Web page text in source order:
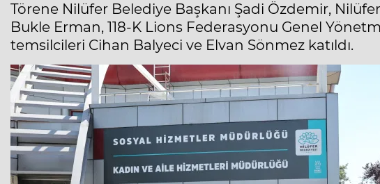
Törene Nilüfer Belediye Başkanı Şadi Özdemir,
Bukle Erman, 118-K Lions Federasyonu Genel
temsilcileri Cihan Balyeci ve Elvan Sönmez katıldı.